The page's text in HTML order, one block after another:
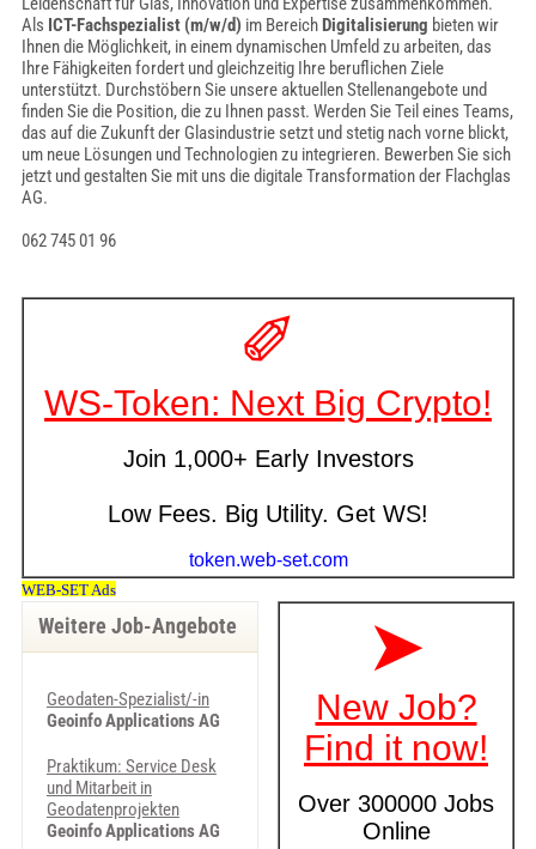
Als ICT-Fachspezialist (m/w/d) im BereichDigitalisierung bieten wir
Ihnen die Möglichkeit, in einem dynamischen Umfeld zu arbeiten, das
Ihre Fähigkeiten fordert und gleichzeitig Ihre beruflichen Ziele
unterstützt. Durchstöbern Sie unsere aktuellen Stellenangebote und
finden Sie die Position, die zu Ihnen passt. Werden Sie Teil eines Teams,
das auf die Zukunft der Glasindustrie setzt und stetig nach vorne blickt,
um neue Lösungen und Technologien zu integrieren. Bewerben Sie sich
jetzt und gestalten Sie mit uns die digitale Transformation der Flachglas
AG.
062 745 01 96
Weitere Job-Angebote
Geodaten-Spezialist/-in
Geoinfo Applications AG
Praktikum: Service Desk
und Mitarbeit in
Geodatenprojekten
Geoinfo Applications AG